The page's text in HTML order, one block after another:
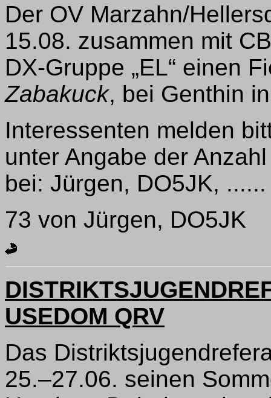
Der OV Marzahn/
15.08. zusammen mit
DX-Gruppe „EL“ einen
Zabakuck, bei Genthin
Interessenten melden
unter Angabe der
bei: Jürgen, DO5JK, ......
73 von Jürgen, DO5JK
USEDOM QRV
Das
25.–27.06. seinen